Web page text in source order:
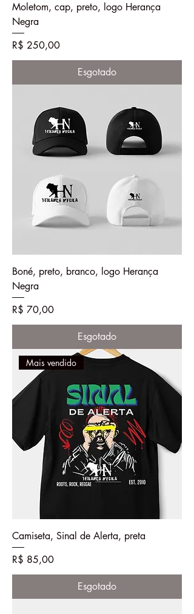
Moletom, cap, preto, logo Herança
Negra
Preço
R$ 250,00
Esgotado
Boné, preto, branco, logo Herança
Negra
Preço
R$ 70,00
Esgotado
Mais vendido
Camiseta, Sinal de Alerta, preta
Preço
R$ 85,00
Esgotado